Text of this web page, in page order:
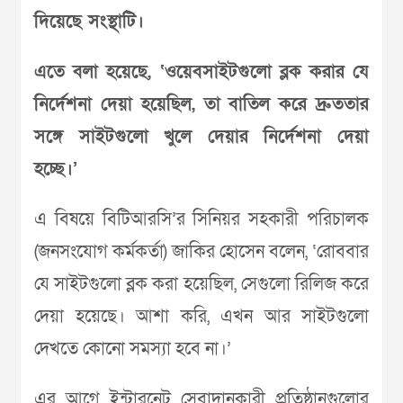
দিয়েছে সংস্থাটি।
এতে বলা হয়েছে, ‘ওয়েবসাইটগুলো ব্লক করার যে
নির্দেশনা দেয়া হয়েছিল, তা বাতিল করে দ্রুততার
সঙ্গে সাইটগুলো খুলে দেয়ার নির্দেশনা দেয়া
হচ্ছে।’
এ বিষয়ে বিটিআরসি’র সিনিয়র সহকারী পরিচালক
(জনসংযোগ কর্মকর্তা) জাকির হোসেন বলেন, ‘রোববার
যে সাইটগুলো ব্লক করা হয়েছিল, সেগুলো রিলিজ করে
দেয়া হয়েছে। আশা করি, এখন আর সাইটগুলো
দেখতে কোনো সমস্যা হবে না।’